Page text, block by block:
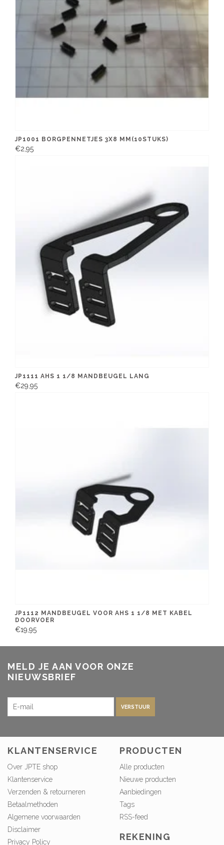
JP1001 BORGPENNETJES 3X8 MM(10STUKS)
€2,95
JP1111 AHS 1 1/8 MANDBEUGEL LANG
€29,95
JP1112 MANDBEUGEL VOOR AHS 1 1/8 MET KABEL
DOORVOER
€19,95
MELD JE AAN VOOR ONZE
NIEUWSBRIEF
VERSTUUR
KLANTENSERVICE
Over JPTE shop
Klantenservice
Verzenden & retourneren
Betaalmethoden
Algemene voorwaarden
Disclaimer
Privacy Policy
PRODUCTEN
Alle producten
Nieuwe producten
Aanbiedingen
Tags
RSS-feed
REKENING